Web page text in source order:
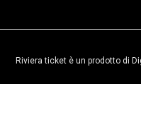
Riviera ticket è un prodotto di